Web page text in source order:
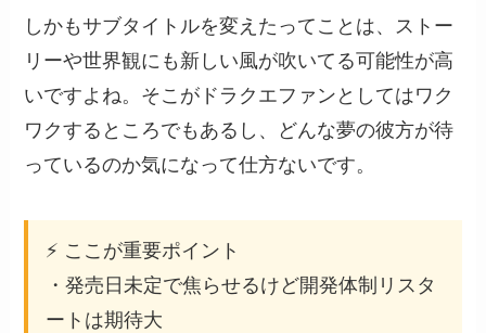
しかもサブタイトルを変えたってことは、ストー
リーや世界観にも新しい風が吹いてる可能性が高
いですよね。そこがドラクエファンとしてはワク
ワクするところでもあるし、どんな夢の彼方が待
っているのか気になって仕方ないです。
⚡ ここが重要ポイント
・発売日未定で焦らせるけど開発体制リスタ
ートは期待大